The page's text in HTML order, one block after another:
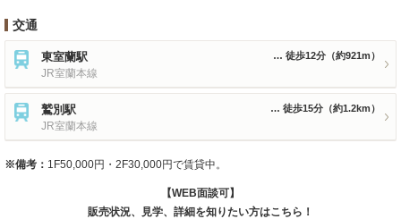
交通
東室蘭駅
JR室蘭本線
徒歩12分 （約921m）
鷲別駅
JR室蘭本線
徒歩15分 （約1.2km）
※備考： 1F50,000円・2F30,000円で賃貸中。
【WEB面談可】
販売状況、見学、詳細を知りたい方はこちら！